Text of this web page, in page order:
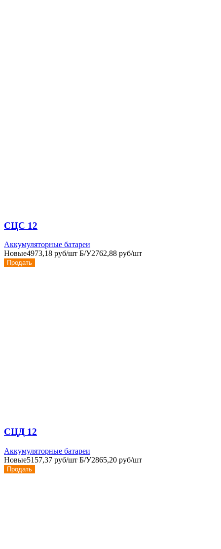
СЦС 12
Аккумуляторные батареи
Новые4973,18 руб/шт Б/У2762,88 руб/шт
Продать
СЦД 12
Аккумуляторные батареи
Новые5157,37 руб/шт Б/У2865,20 руб/шт
Продать